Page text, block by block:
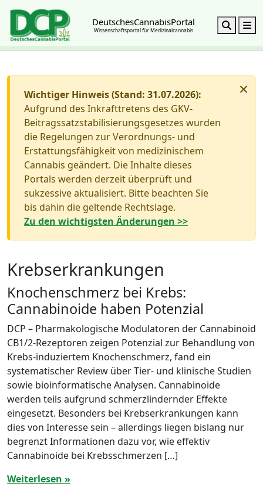
DeutschesCannabisPortal
Wissenschaftsportal für Medizinalcannabis Search
×
Wichtiger Hinweis (Stand: 31.07.2026):
Aufgrund des Inkrafttretens des GKV-
Beitragssatzstabilisierungsgesetzes wurden
die Regelungen zur Verordnungs- und
Erstattungsfähigkeit von medizinischem
Cannabis geändert. Die Inhalte dieses
Portals werden derzeit überprüft und
sukzessive aktualisiert. Bitte beachten Sie
bis dahin die geltende Rechtslage.
Zu den wichtigsten Änderungen >>
Krebserkrankungen
Knochenschmerz bei Krebs:
Cannabinoide haben Potenzial
DCP – Pharmakologische Modulatoren der Cannabinoid
CB1/2-Rezeptoren zeigen Potenzial zur Behandlung von
Krebs-induziertem Knochenschmerz, fand ein
systematischer Review über Tier- und klinische Studien
sowie bioinformatische Analysen. Cannabinoide
werden teils aufgrund schmerzlindernder Effekte
eingesetzt. Besonders bei Krebserkrankungen kann
dies von Interesse sein – allerdings liegen bislang nur
begrenzt Informationen dazu vor, wie effektiv
Cannabinoide bei Krebsschmerzen […]
Weiterlesen »